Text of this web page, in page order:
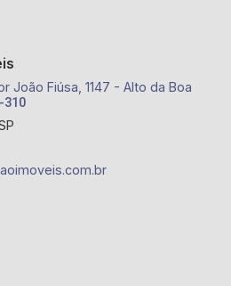
João Fiúsa, 1147 - Alto da Boa
310